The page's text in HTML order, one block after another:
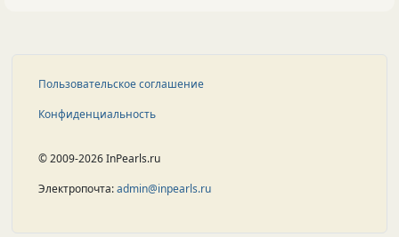
Пользовательское соглашение
Конфиденциальность
© 2009-2026 InPearls.ru
Электропочта:admin@inpearls.ru